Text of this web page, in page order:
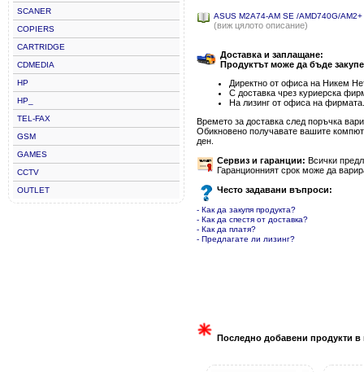
SCANER
COPIERS
CARTRIDGE
CDMEDIA
HP
HP_
TEL-FAX
GSM
GAMES
CCTV
OUTLET
ASUS M2A74-AM SE /AMD740G/AM2+
(виж цялото описание)
Доставка и заплащане:
Продуктът може да бъде
Директно от офиса на Никем
С доставка чрез куриерска
На лизинг от офиса на фирмата.
Времето за доставка след поръчка
Обикновено получавате вашите
ден.
Сервиз и гаранции: Всички
Гаранционният срок може да
Често задавани въпроси:
- Как да закупя продукта?
- Как да спестя от доставка?
- Как да платя?
- Предлагате ли лизинг?
Последно добавени продукти в